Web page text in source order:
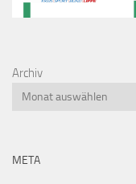
Archiv
META